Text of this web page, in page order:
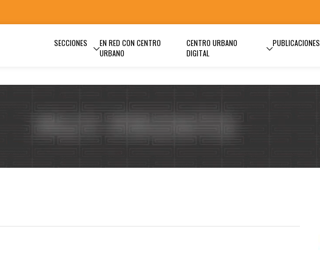
SECCIONES
EN RED CON CENTRO
URBANO
CENTRO URBANO
DIGITAL
PUBLICACIONES